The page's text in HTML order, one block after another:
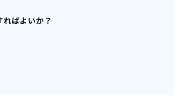
ばよいか？